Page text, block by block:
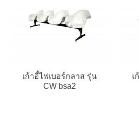
เก้าอี้ไฟเบอร์กลาส รุ่น
CW bsa2
เ